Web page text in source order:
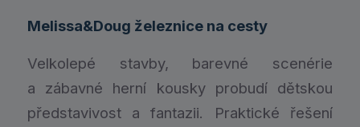
Melissa&Doug železnice na cesty
Velkolepé stavby, barevné scenérie
a zábavné herní kousky probudí dětskou
představivost a fantazii. Praktické řešení